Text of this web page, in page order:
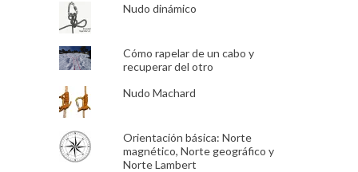
Nudo dinámico
Cómo rapelar de un cabo y
recuperar del otro
Nudo Machard
Orientación básica: Norte
magnético, Norte geográfico y
Norte Lambert